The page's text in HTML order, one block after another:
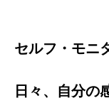
セルフ・モニ
日々、自分の